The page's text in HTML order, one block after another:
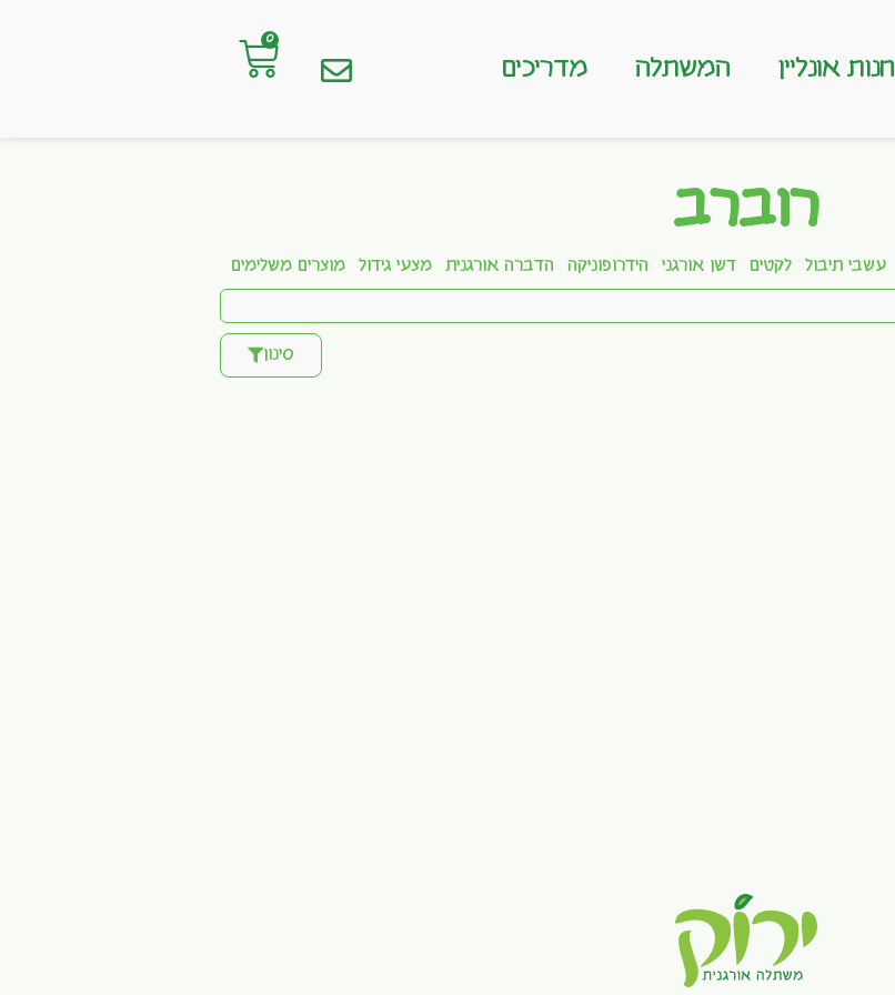
חנות אונליין המשתלה מדריכים
0
רוברב
עשבי תיבול לקטים דשן אורגני הידרופוניקה הדברה אורגנית מצעי גידול מוצרים משלימים
סינון